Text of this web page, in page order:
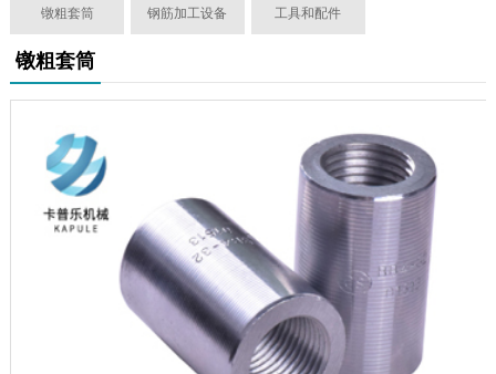
镦粗套筒 钢筋加工设备 工具和配件
镦粗套筒